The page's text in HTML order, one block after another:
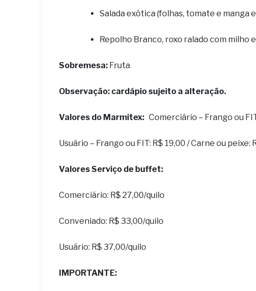
Salada exótica (folhas, tomate e manga
Repolho Branco, roxo ralado com milho
Sobremesa: Fruta
Observação: cardápio sujeito a alteração.
Valores do Marmitex: Comerciário – Frango ou
Usuário – Frango ou FIT: R$ 19,00 / Carne ou peixe:
Valores Serviço de buffet:
Comerciário: R$ 27,00/quilo
Conveniado: R$ 33,00/quilo
Usuário: R$ 37,00/quilo
IMPORTANTE: